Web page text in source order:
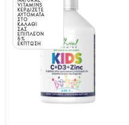
VITAMINS
ΚΕΡΔΙΖΕΤΕ
ΑΥΤΟΜΑΤΑ
ΣΤΟ
ΚΑΛΑΘΙ
ΣΑΣ
ΕΠΙΠΛΕΟΝ
5%
ΕΚΠΤΩΣΗ